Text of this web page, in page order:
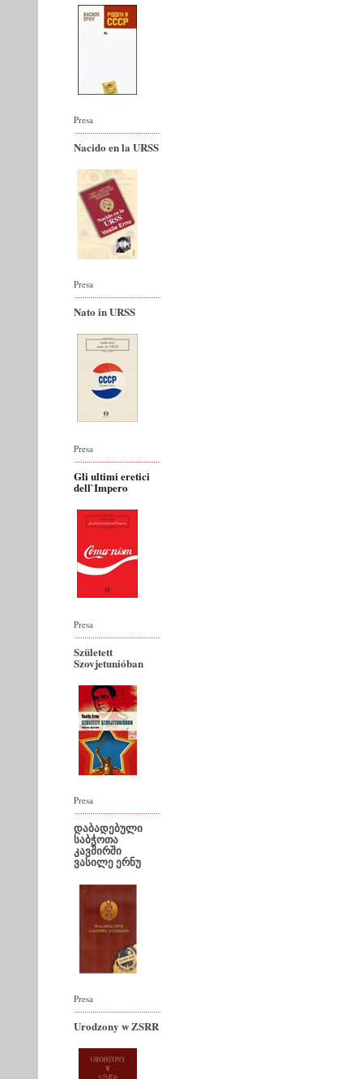
Presa
Nacido en la URSS
Presa
Nato in URSS
Presa
Gli ultimi eretici
dell`Impero
Presa
Született
Szovjetunióban
Presa
დაბადებული
საბჭოთა
კავშირში
ვასილე ერნუ
Presa
Urodzony w ZSRR